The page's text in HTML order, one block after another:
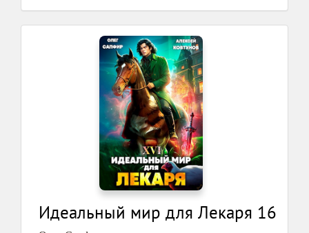
Идеальный мир для Лекаря 16